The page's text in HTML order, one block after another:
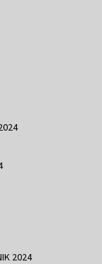
2024